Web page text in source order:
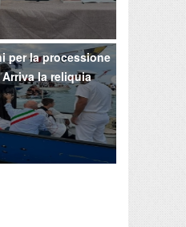
per la processione
la reliquia